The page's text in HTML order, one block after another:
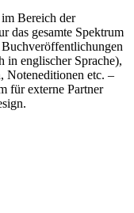
Bereich der
das gesamte Spektrum
in englischer Sprache),
Noteneditionen etc. –
für externe Partner